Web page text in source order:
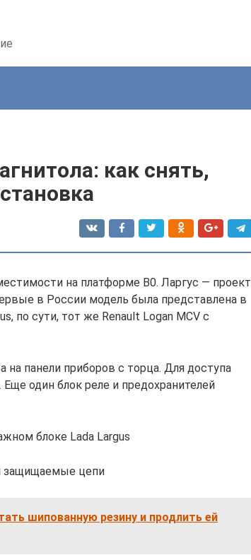
как снять,
на платформе В0. Ларгус — проект
в России модель была представлена в
по сути, тот же Renault Logan MCV с
на панели приборов с торца. Для доступа
один блок реле и предохранителей
блоке Lada Largus
защищаемые цепи
шипованную резину и продлить ей